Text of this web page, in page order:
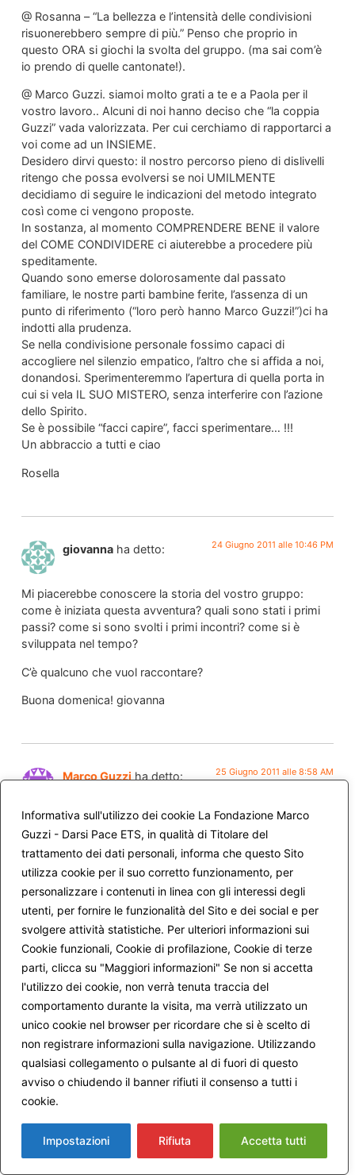
Informativa sull'utilizzo dei cookie La Fondazione Marco
Guzzi - Darsi Pace ETS, in qualità di Titolare del
trattamento dei dati personali, informa che questo Sito
utilizza cookie per il suo corretto funzionamento, per
personalizzare i contenuti in linea con gli interessi degli
utenti, per fornire le funzionalità del Sito e dei social e per
svolgere attività statistiche. Per ulteriori informazioni sui
Cookie funzionali, Cookie di profilazione, Cookie di terze
parti, clicca su "Maggiori informazioni" Se non si accetta
l'utilizzo dei cookie, non verrà tenuta traccia del
comportamento durante la visita, ma verrà utilizzato un
unico cookie nel browser per ricordare che si è scelto di
non registrare informazioni sulla navigazione. Utilizzando
qualsiasi collegamento o pulsante al di fuori di questo
avviso o chiudendo il banner rifiuti il consenso a tutti i
cookie.
Impostazioni Rifiuta Accetta tutti
@ Rosanna – “La bellezza e l’intensità delle condivisioni
risuonerebbero sempre di più.” Penso che proprio in
questo ORA si giochi la svolta del gruppo. (ma sai com’è
io prendo di quelle cantonate!).
@ Marco Guzzi. siamoi molto grati a te e a Paola per il
vostro lavoro.. Alcuni di noi hanno deciso che “la coppia
Guzzi” vada valorizzata. Per cui cerchiamo di rapportarci a
voi come ad un INSIEME.
Desidero dirvi questo: il nostro percorso pieno di dislivelli
ritengo che possa evolversi se noi UMILMENTE
decidiamo di seguire le indicazioni del metodo integrato
così come ci vengono proposte.
In sostanza, al momento COMPRENDERE BENE il valore
del COME CONDIVIDERE ci aiuterebbe a procedere più
speditamente.
Quando sono emerse dolorosamente dal passato
familiare, le nostre parti bambine ferite, l’assenza di un
punto di riferimento (“loro però hanno Marco Guzzi!”)ci ha
indotti alla prudenza.
Se nella condivisione personale fossimo capaci di
accogliere nel silenzio empatico, l’altro che si affida a noi,
donandosi. Sperimenteremmo l’apertura di quella porta in
cui si vela IL SUO MISTERO, senza interferire con l’azione
dello Spirito.
Se è possibile “facci capire”, facci sperimentare… !!!
Un abbraccio a tutti e ciao
Rosella
giovanna ha detto: 24 Giugno 2011 alle 10:46 PM
Mi piacerebbe conoscere la storia del vostro gruppo:
come è iniziata questa avventura? quali sono stati i primi
passi? come si sono svolti i primi incontri? come si è
sviluppata nel tempo?
C’è qualcuno che vuol raccontare?
Buona domenica! giovanna
Marco Guzzi ha detto: 25 Giugno 2011 alle 8:58 AM
Cara Rosella, effettivamente la condivisione personale
degli esercizi di autoconoscimento è la parte più delicata
del lavoro.
I Formatori, per questo, si limitano ad aiutare il praticante a
eseguire correttamente l’esercizio, così come è indicato
nel Manuale.
Pochi o nessun commento, pochissime interpretazioni:
solo seguire l’esercizio punto per punto in un ascolto
empatico, che aiuti ad ascoltarsi e ad esprimersi, senza
divagare, senza uscire dal tracciato, senza pretendere di
risolvere tutto e subito, etc….
Ci vuole in questo ambito grande disciplina da parte di chi
guidi il lavoro e di tutti i partecipanti, perché una parola
detta male può fare molto male.
In tal senso, in futuro sarebbe molto opportuno che una o
due persone, che accomoagnano un Gruppo, seguisse il
Corso per Formatori.
Voi intanto sperimentate con questo spirito umile e sereno,
che vi guida. Lo Spirito infatti si dona, come sapete, a
chiunque lo invochi con docilità infantile e fiducia.
Un abbraccio. Marco